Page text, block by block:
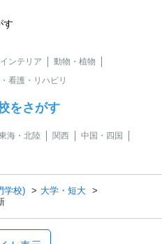
す
ンテリア
動物・植物
看護・リハビリ
をさがす
海・北陸 関西
中国・四国
学校)
大学・短大